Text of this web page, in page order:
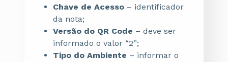
Chave de Acesso – identificador
da nota;
Versão do QR Code – deve ser
informado o valor “2”;
Tipo do Ambiente – informar o